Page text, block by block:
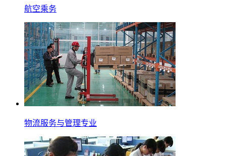
航空乘务
物流服务与管理专业